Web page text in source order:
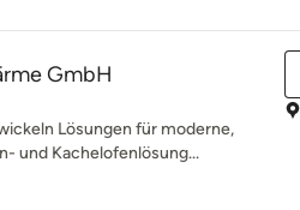
GmbH
Lösungen für moderne,
und Kachelofenlösung...